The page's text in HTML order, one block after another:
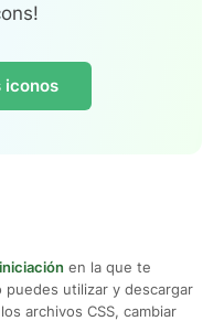
iconos
en la que te
puedes utilizar y descargar
archivos CSS, cambiar